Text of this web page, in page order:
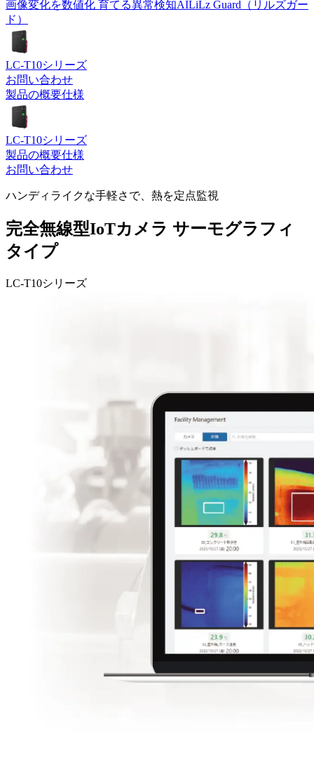
画像変化を数値化 育てる異常検知AILiLz Guard（リルズガー
ド）
LC-T10シリーズ
お問い合わせ
製品の概要仕様
LC-T10シリーズ
製品の概要仕様
お問い合わせ
ハンディライクな手軽さで、熱を定点監視
完全無線型IoTカメラ サーモグラフィ
タイプ
LC-T10シリーズ